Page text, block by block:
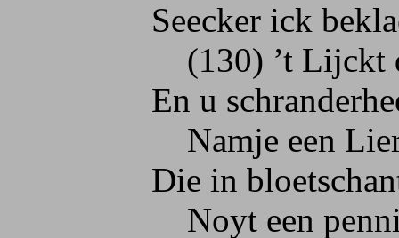
Seecker ick
(130) ’t Lijckt dat
En u
Namje een
Die in bloetschant
Noyt een penning